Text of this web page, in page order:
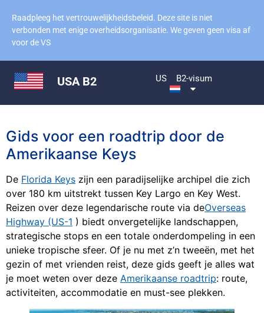
Raadpleeg het vertrouwelijkheidsbeleid. Deze site is niet
verbonden met enige overheidsorganisatie. We geven geen visa af
voor de VS
USA B2 US B2-visum
Gids voor een roadtrip door de
Amerikaanse Keys
De Florida Keys zijn een paradijselijke archipel die zich
over 180 km uitstrekt tussen Key Largo en Key West.
Reizen over deze legendarische route via deOverseas
Highway (US-1 ) biedt onvergetelijke landschappen,
strategische stops en een totale onderdompeling in een
unieke tropische sfeer. Of je nu met z’n tweeën, met het
gezin of met vrienden reist, deze gids geeft je alles wat
je moet weten over deze Amerikaanse roadtrip: route,
activiteiten, accommodatie en must-see plekken.